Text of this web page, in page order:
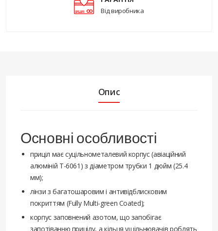
Від виробника
Опис
Основні особливості
приціл має суцільнометалевий корпус (авіаційний
алюміній T-6061) з діаметром трубки 1 дюйм (25.4
мм);
лінзи з багатошаровим і антивідблисковим
покриттям (Fully Multi-green Coated);
корпус заповнений азотом, що запобігає
запотіванню прицілу, а кільця ущільнювачів роблять